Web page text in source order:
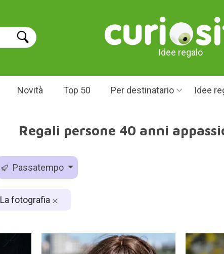
Idee regalo
Novità Top 50 Per destinatario Idee
Regali persone 40 anni
Passatempo
La fotografia